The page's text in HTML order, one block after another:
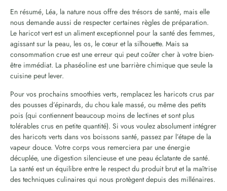
En résumé, Léa, la nature nous offre des trésors de santé, mais elle
nous demande aussi de respecter certaines règles de préparation.
Le haricot vert est un aliment exceptionnel pour la santé des femmes,
agissant sur la peau, les os, le cœur et la silhouette. Mais sa
consommation crue est une erreur qui peut coûter cher à votre bien-
être immédiat. La phaséoline est une barrière chimique que seule la
cuisine peut lever.
Pour vos prochains smoothies verts, remplacez les haricots crus par
des pousses d’épinards, du chou kale massé, ou même des petits
pois (qui contiennent beaucoup moins de lectines et sont plus
tolérables crus en petite quantité). Si vous voulez absolument intégrer
des haricots verts dans vos boissons santé, passez par l’étape de la
vapeur douce. Votre corps vous remerciera par une énergie
décuplée, une digestion silencieuse et une peau éclatante de santé.
La santé est un équilibre entre le respect du produit brut et la maîtrise
des techniques culinaires qui nous protègent depuis des millénaires.